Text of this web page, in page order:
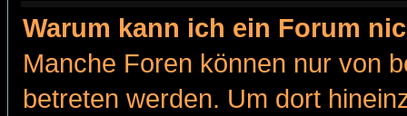
Warum kann ich ein Forum
Manche Foren können nur von
betreten werden. Um dort